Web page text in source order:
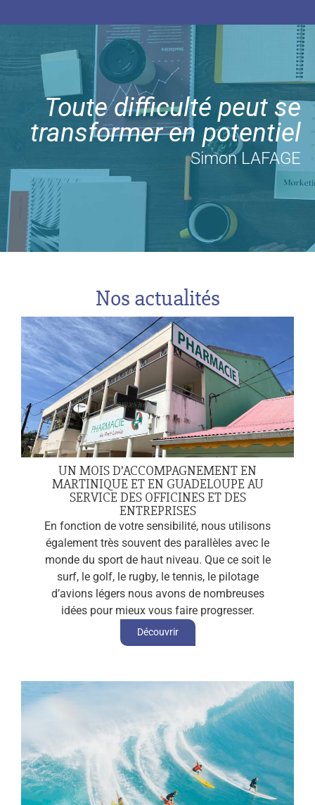
Toute difficulté peut se
transformer en potentiel
Simon LAFAGE
Nos actualités
UN MOIS D’ACCOMPAGNEMENT EN
MARTINIQUE ET EN GUADELOUPE AU
SERVICE DES OFFICINES ET DES
ENTREPRISES
En fonction de votre sensibilité, nous utilisons
également très souvent des parallèles avec le
monde du sport de haut niveau. Que ce soit le
surf, le golf, le rugby, le tennis, le pilotage
d’avions légers nous avons de nombreuses
idées pour mieux vous faire progresser.
Découvrir